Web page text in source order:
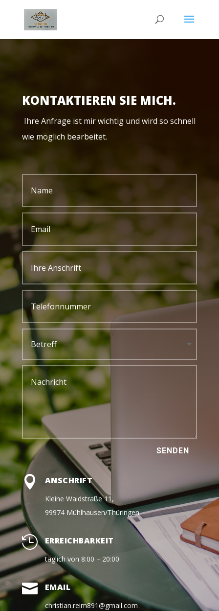
KONTAKTIEREN SIE MICH.
Ihre Anfrage ist mir wichtig und wird so schnell
wie möglich bearbeitet.
SENDEN
 ANSCHRIFT
Kleine Waidstraße 11,
99974 Mühlhausen/Thüringen
 ERREICHBARKEIT
täglich von 8:00 – 20:00
 EMAIL
christian.reim891@gmail.com